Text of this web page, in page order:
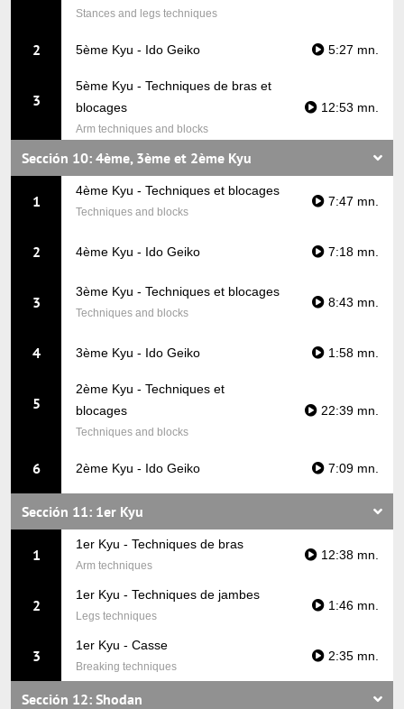
Stances and legs techniques
2 5ème Kyu - Ido Geiko 5:27 mn.
3
5ème Kyu - Techniques de bras et
blocages
Arm techniques and blocks
12:53 mn.
Sección 10: 4ème, 3ème et 2ème Kyu
1
4ème Kyu - Techniques et blocages
Techniques and blocks
7:47 mn.
2 4ème Kyu - Ido Geiko 7:18 mn.
3
3ème Kyu - Techniques et blocages
Techniques and blocks
8:43 mn.
4 3ème Kyu - Ido Geiko 1:58 mn.
5
2ème Kyu - Techniques et
blocages
Techniques and blocks
22:39 mn.
6 2ème Kyu - Ido Geiko 7:09 mn.
Sección 11: 1er Kyu
1
1er Kyu - Techniques de bras
Arm techniques
12:38 mn.
2
1er Kyu - Techniques de jambes
Legs techniques
1:46 mn.
3
1er Kyu - Casse
Breaking techniques
2:35 mn.
Sección 12: Shodan